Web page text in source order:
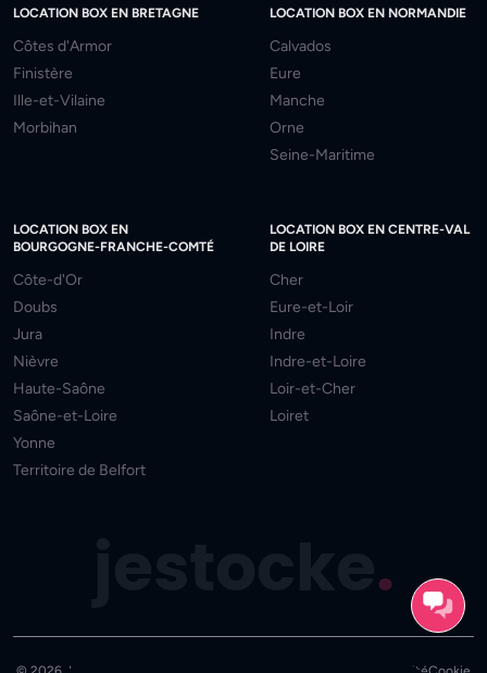
LOCATION BOX EN BRETAGNE
Côtes d'Armor
Finistère
Ille-et-Vilaine
Morbihan
LOCATION BOX EN NORMANDIE
Calvados
Eure
Manche
Orne
Seine-Maritime
LOCATION BOX EN
BOURGOGNE-FRANCHE-COMTÉ
Côte-d'Or
Doubs
Jura
Nièvre
Haute-Saône
Saône-et-Loire
Yonne
Territoire de Belfort
LOCATION BOX EN CENTRE-VAL
DE LOIRE
Cher
Eure-et-Loir
Indre
Indre-et-Loire
Loir-et-Cher
Loiret
.